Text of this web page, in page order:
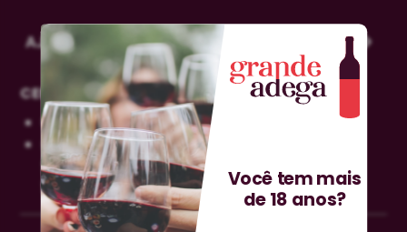
AJUDA
CENTRAL DE DÚVIDAS
0800-606-0566
sac@grandeadega.com.br
Segunda à sexta, das 9h às 12h e das 13h às
18h.
Você tem mais
de 18 anos?